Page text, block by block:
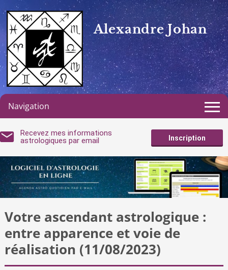
Alexandre Johan
Navigation
Recevez mes informations
astrologiques par email
Inscription
Votre ascendant astrologique :
entre apparence et voie de
réalisation (11/08/2023)